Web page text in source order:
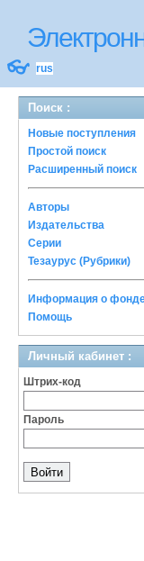
👓 rus
Поиск :
Новые поступления
Простой поиск
Расширенный поиск
Авторы
Издательства
Серии
Тезаурус (Рубрики)
Информация о
Помощь
Личный кабинет :
Штрих-код
Пароль